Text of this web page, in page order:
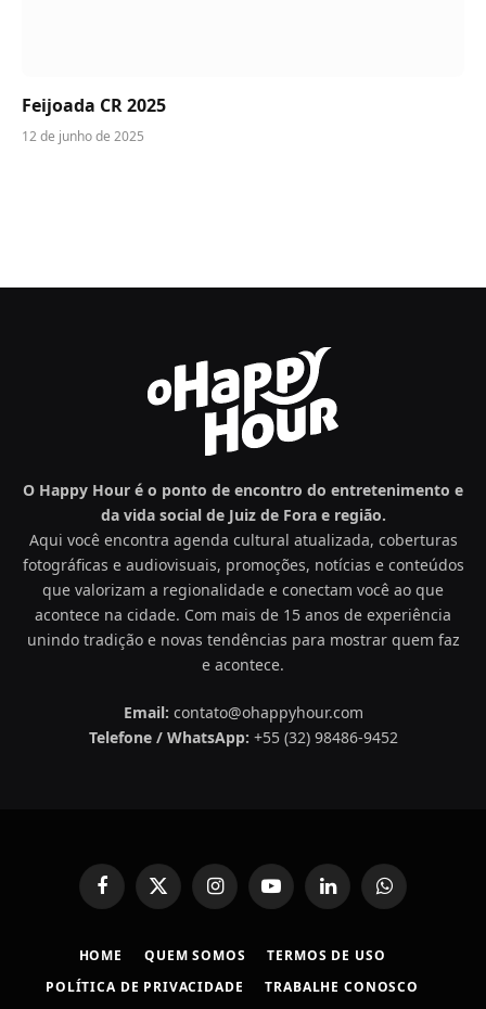
Feijoada CR 2025
12 de junho de 2025
O Happy Hour é o ponto de encontro do entretenimento e
da vida social de Juiz de Fora e região.
Aqui você encontra agenda cultural atualizada, coberturas
fotográficas e audiovisuais, promoções, notícias e conteúdos
que valorizam a regionalidade e conectam você ao que
acontece na cidade. Com mais de 15 anos de experiência
unindo tradição e novas tendências para mostrar quem faz
e acontece.
Email: contato@ohappyhour.com
Telefone / WhatsApp: +55 (32) 98486-9452
FacebookX
(Twitter)
InstagramYouTubeLinkedInWhatsApp
HOME QUEM SOMOS
TERMOS DE USO
POLÍTICA DE PRIVACIDADE
TRABALHE CONOSCO